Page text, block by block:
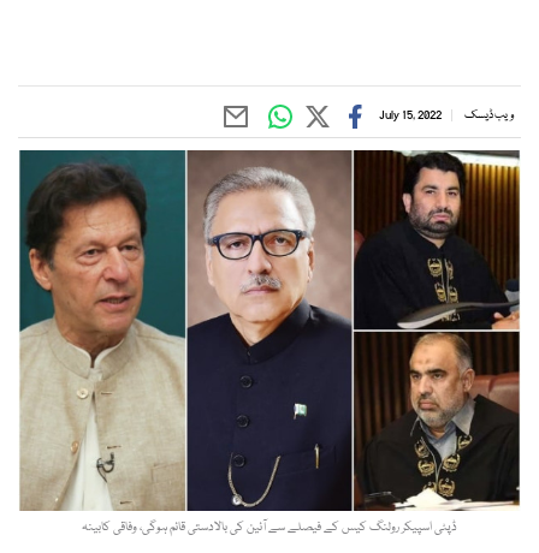
ویب ڈیسک July 15, 2022
ڈپٹی اسپیکر رولنگ کیس کے فیصلے سے آئین کی بالادستی قائم ہوگی، وفاقی کابینہ